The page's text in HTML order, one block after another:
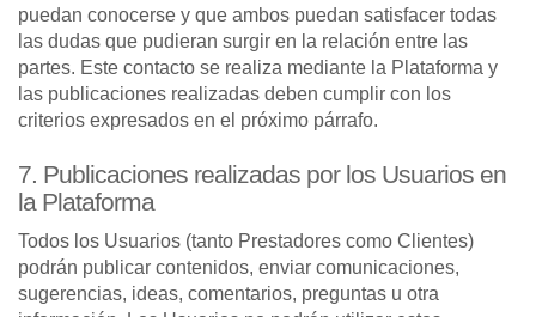
puedan conocerse y que ambos puedan satisfacer todas
las dudas que pudieran surgir en la relación entre las
partes. Este contacto se realiza mediante la Plataforma y
las publicaciones realizadas deben cumplir con los
criterios expresados en el próximo párrafo.
7. Publicaciones realizadas por los Usuarios en
la Plataforma
Todos los Usuarios (tanto Prestadores como Clientes)
podrán publicar contenidos, enviar comunicaciones,
sugerencias, ideas, comentarios, preguntas u otra